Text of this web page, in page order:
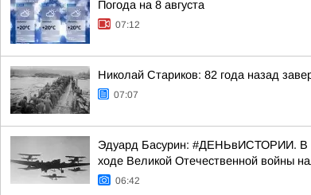
Погода на 8 августа
07:12
Николай Стариков: 82 года назад
07:07
Эдуард Басурин: #ДЕНЬвИСТОРИИ. В
ходе Великой Отечественной войны
06:42